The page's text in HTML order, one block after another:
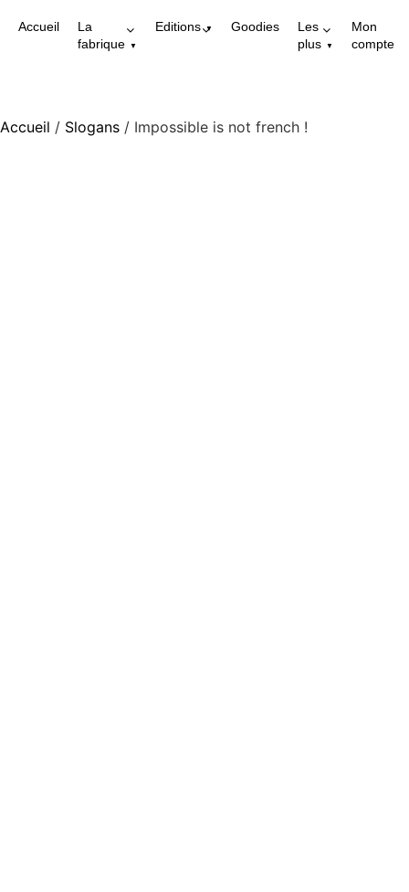
Accueil
La
fabrique
Editions Goodies
Les
plus
Mon
compte
Accueil / Slogans / Impossible is not french !